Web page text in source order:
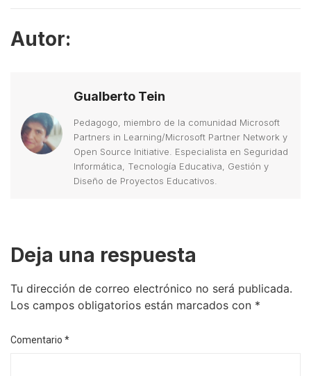
Autor:
Gualberto Tein
Pedagogo, miembro de la comunidad Microsoft
Partners in Learning/Microsoft Partner Network y
Open Source Initiative. Especialista en Seguridad
Informática, Tecnología Educativa, Gestión y
Diseño de Proyectos Educativos.
Deja una respuesta
Tu dirección de correo electrónico no será publicada.
Los campos obligatorios están marcados con *
Comentario *